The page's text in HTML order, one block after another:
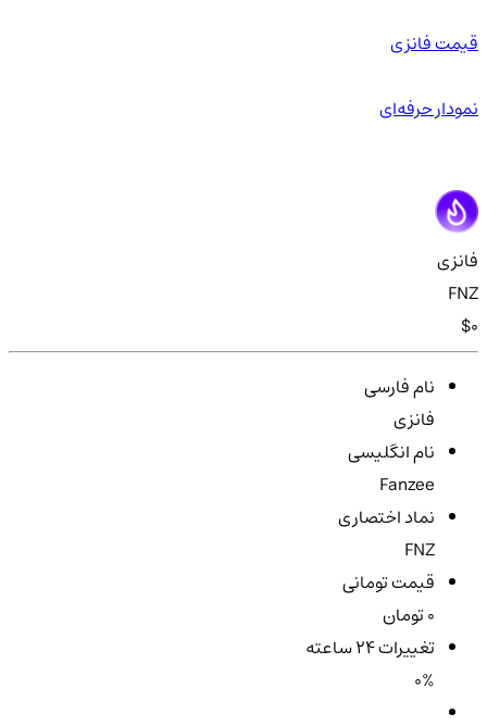
قیمت فانزی
نمودار حرفه‌ای
فانزی
FNZ
$0
نام فارسی
فانزی
نام انگلیسی
Fanzee
نماد اختصاری
FNZ
قیمت تومانی
تغییرات ۲۴ ساعته
0%